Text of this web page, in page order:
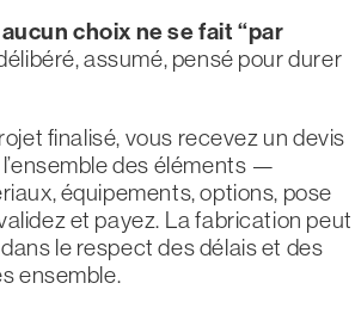
aucun choix ne se fait “par
assumé, pensé pour durer
finalisé, vous recevez un devis
des éléments —
équipements, options, pose
et payez. La fabrication peut
le respect des délais et des
ensemble.